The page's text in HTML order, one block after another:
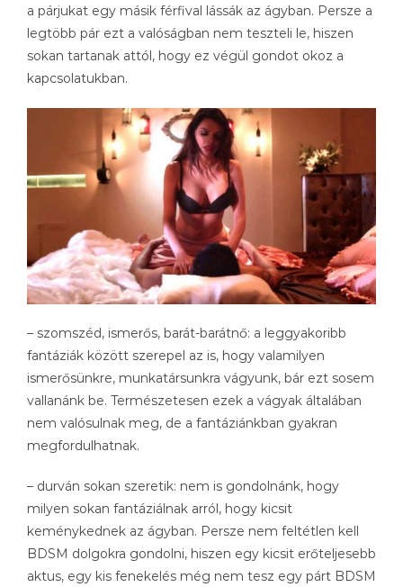
a párjukat egy másik férfival lássák az ágyban. Persze a
legtöbb pár ezt a valóságban nem teszteli le, hiszen
sokan tartanak attól, hogy ez végül gondot okoz a
kapcsolatukban.
– szomszéd, ismerős, barát-barátnő: a leggyakoribb
fantáziák között szerepel az is, hogy valamilyen
ismerősünkre, munkatársunkra vágyunk, bár ezt sosem
vallanánk be. Természetesen ezek a vágyak általában
nem valósulnak meg, de a fantáziánkban gyakran
megfordulhatnak.
– durván sokan szeretik: nem is gondolnánk, hogy
milyen sokan fantáziálnak arról, hogy kicsit
keménykednek az ágyban. Persze nem feltétlen kell
BDSM dolgokra gondolni, hiszen egy kicsit erőteljesebb
aktus, egy kis fenekelés még nem tesz egy párt BDSM